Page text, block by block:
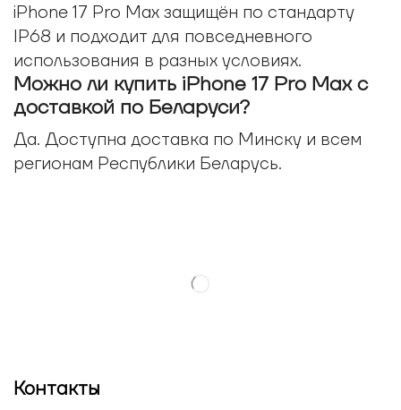
iPhone 17 Pro Max защищён по стандарту
IP68 и подходит для повседневного
использования в разных условиях.
Можно ли купить iPhone 17 Pro Max с
доставкой по Беларуси?
Да. Доступна доставка по Минску и всем
регионам Республики Беларусь.
Контакты